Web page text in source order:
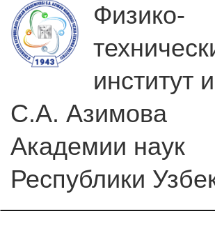
Физико-
институт
С.А. Азимова
Академии наук
Республики